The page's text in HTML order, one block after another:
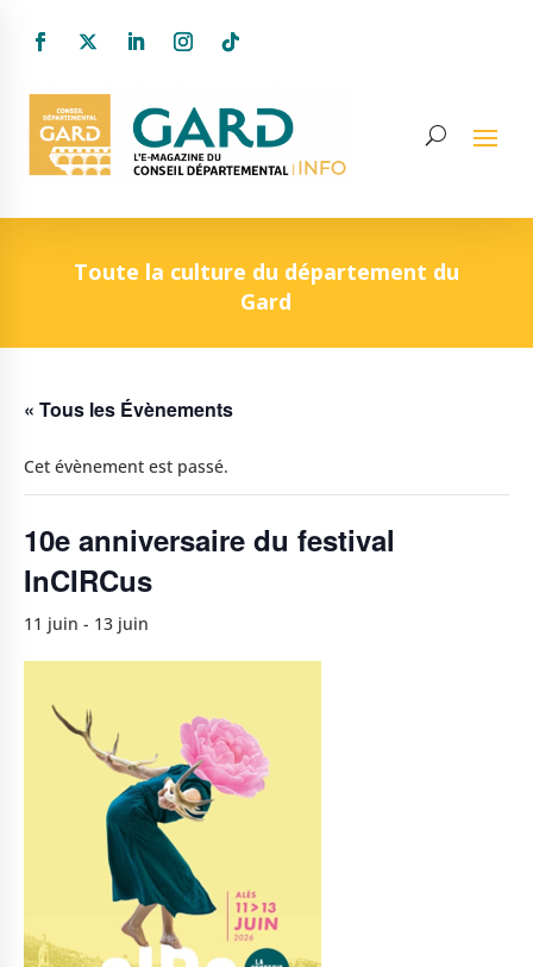
Toute la culture du département du
Gard
« Tous les Évènements
Cet évènement est passé.
10e anniversaire du festival
InCIRCus
11 juin - 13 juin